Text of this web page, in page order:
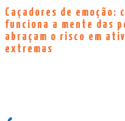
Caçadores de emoção:
funciona a mente das
abraçam o risco em
extremas